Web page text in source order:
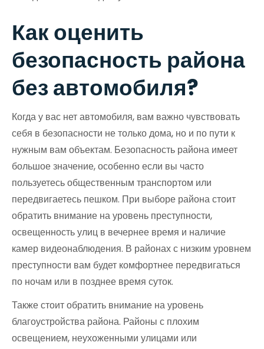
Как оценить
безопасность района
без автомобиля?
Когда у вас нет автомобиля, вам важно чувствовать
себя в безопасности не только дома, но и по пути к
нужным вам объектам. Безопасность района имеет
большое значение, особенно если вы часто
пользуетесь общественным транспортом или
передвигаетесь пешком. При выборе района стоит
обратить внимание на уровень преступности,
освещенность улиц в вечернее время и наличие
камер видеонаблюдения. В районах с низким уровнем
преступности вам будет комфортнее передвигаться
по ночам или в позднее время суток.
Также стоит обратить внимание на уровень
благоустройства района. Районы с плохим
освещением, неухоженными улицами или